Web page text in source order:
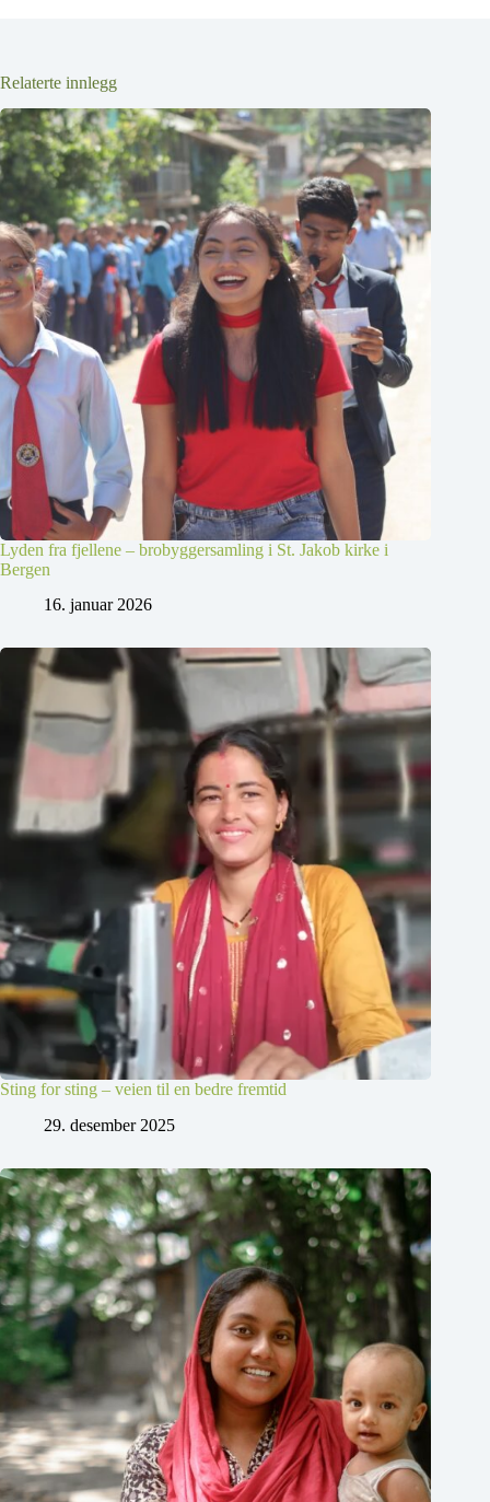
Relaterte innlegg
Lyden fra fjellene – brobyggersamling i St. Jakob kirke i
Bergen
16. januar 2026
Sting for sting – veien til en bedre fremtid
29. desember 2025